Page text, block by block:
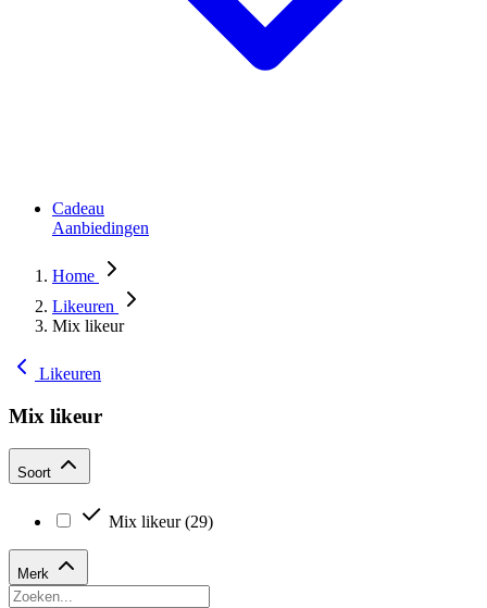
Cadeau
Aanbiedingen
Home
Likeuren
Mix likeur
Likeuren
Mix likeur
Soort
Mix likeur(29)
Merk